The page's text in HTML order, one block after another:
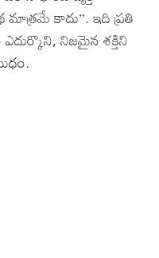
కాదు”. ఇది ప్రతి
నిజమైన శక్తిని